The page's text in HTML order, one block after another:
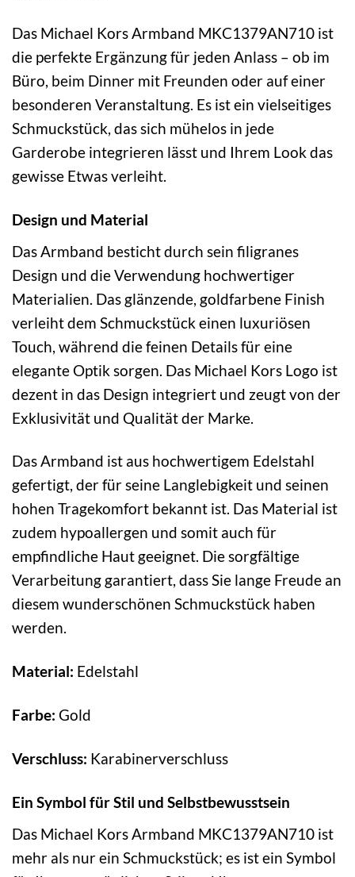
Das Michael Kors Armband MKC1379AN710 ist
die perfekte Ergänzung für jeden Anlass – ob im
Büro, beim Dinner mit Freunden oder auf einer
besonderen Veranstaltung. Es ist ein vielseitiges
Schmuckstück, das sich mühelos in jede
Garderobe integrieren lässt und Ihrem Look das
gewisse Etwas verleiht.
Design und Material
Das Armband besticht durch sein filigranes
Design und die Verwendung hochwertiger
Materialien. Das glänzende, goldfarbene Finish
verleiht dem Schmuckstück einen luxuriösen
Touch, während die feinen Details für eine
elegante Optik sorgen. Das Michael Kors Logo ist
dezent in das Design integriert und zeugt von der
Exklusivität und Qualität der Marke.
Das Armband ist aus hochwertigem Edelstahl
gefertigt, der für seine Langlebigkeit und seinen
hohen Tragekomfort bekannt ist. Das Material ist
zudem hypoallergen und somit auch für
empfindliche Haut geeignet. Die sorgfältige
Verarbeitung garantiert, dass Sie lange Freude an
diesem wunderschönen Schmuckstück haben
werden.
Material: Edelstahl
Farbe: Gold
Verschluss: Karabinerverschluss
Ein Symbol für Stil und Selbstbewusstsein
Das Michael Kors Armband MKC1379AN710 ist
mehr als nur ein Schmuckstück; es ist ein Symbol